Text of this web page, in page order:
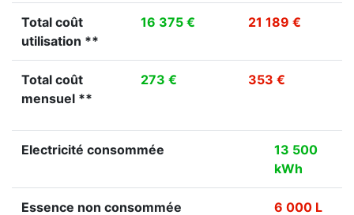
Total coût
utilisation **
16 375 € 21 189 €
Total coût
mensuel **
273 € 353 €
Electricité consommée
13 500
kWh
Essence non consommée 6 000 L